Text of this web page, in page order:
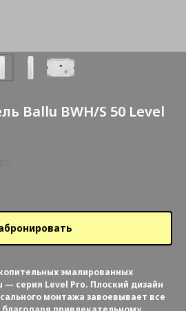
Ballu BWH/S 50 Level
эмалированных
— серия Level Pro. Плоский дизайн
монтажа завоевывает все